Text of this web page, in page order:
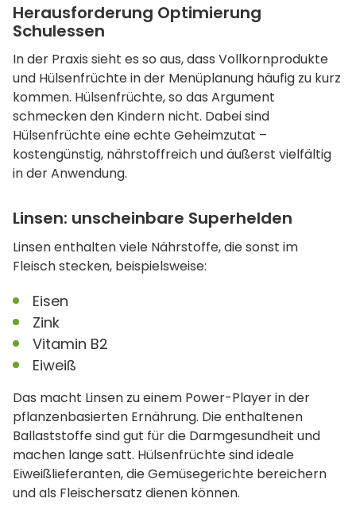
Herausforderung Optimierung
Schulessen
In der Praxis sieht es so aus, dass Vollkornprodukte
und Hülsenfrüchte in der Menüplanung häufig zu kurz
kommen. Hülsenfrüchte, so das Argument
schmecken den Kindern nicht. Dabei sind
Hülsenfrüchte eine echte Geheimzutat –
kostengünstig, nährstoffreich und äußerst vielfältig
in der Anwendung.
Linsen: unscheinbare Superhelden
Linsen enthalten viele Nährstoffe, die sonst im
Fleisch stecken, beispielsweise:
Eisen
Zink
Vitamin B2
Eiweiß
Das macht Linsen zu einem Power-Player in der
pflanzenbasierten Ernährung. Die enthaltenen
Ballaststoffe sind gut für die Darmgesundheit und
machen lange satt. Hülsenfrüchte sind ideale
Eiweißlieferanten, die Gemüsegerichte bereichern
und als Fleischersatz dienen können.